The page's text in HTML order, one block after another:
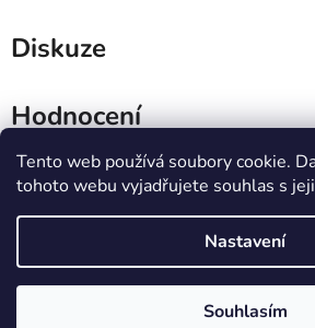
Tento web používá soubory cookie.
tohoto webu vyjadřujete souhlas s
Nastavení
Souhlasím
Diskuze
Hodnocení
IT e-shop
Vytvořil
PCL Štětí s.r.o.